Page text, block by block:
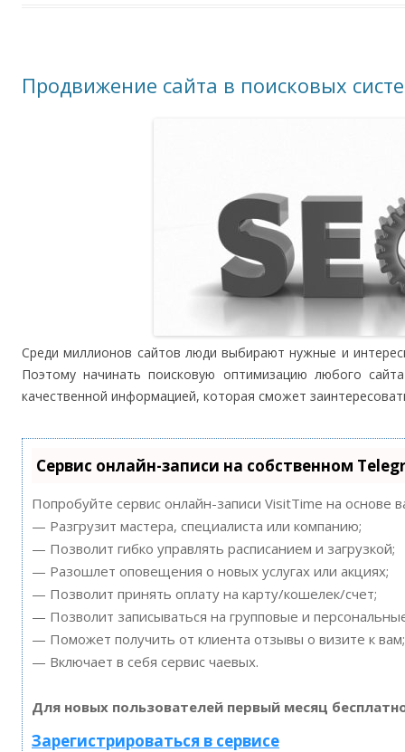
Продвижение сайта в поисковых
Среди миллионов сайтов люди выбирают нужные и
Поэтому начинать поисковую оптимизацию любого
качественной информацией, которая сможет
Сервис онлайн-записи на собственном
Попробуйте сервис онлайн-записи VisitTime на основе
— Разгрузит мастера, специалиста или компанию;
— Позволит гибко управлять расписанием и загрузкой;
— Разошлет оповещения о новых услугах или акциях;
— Позволит принять оплату на карту/кошелек/счет;
— Позволит записываться на групповые и
— Поможет получить от клиента отзывы о визите к вам;
— Включает в себя сервис чаевых.
Для новых пользователей первый месяц
Зарегистрироваться в сервисе